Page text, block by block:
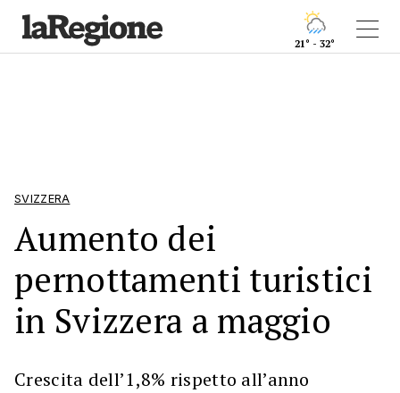
21° - 32°
SVIZZERA
Aumento dei
pernottamenti turistici
in Svizzera a maggio
Crescita dell’1,8% rispetto all’anno